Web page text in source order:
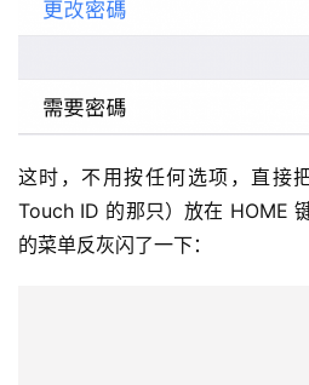
这时，不用按任何选项，直接
Touch ID 的那只）放在 HOME
的菜单反灰闪了一下：